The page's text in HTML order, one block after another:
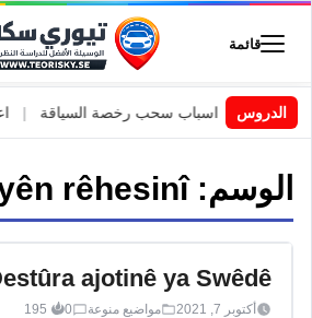
قائمة
الدروسالسويد | اسباب سحب رخصة السياقة
الوسم:rêhesinî
ajotinê ya Swêdê
أكتوبر 7, 2021 مواضيع منوعة 0
195